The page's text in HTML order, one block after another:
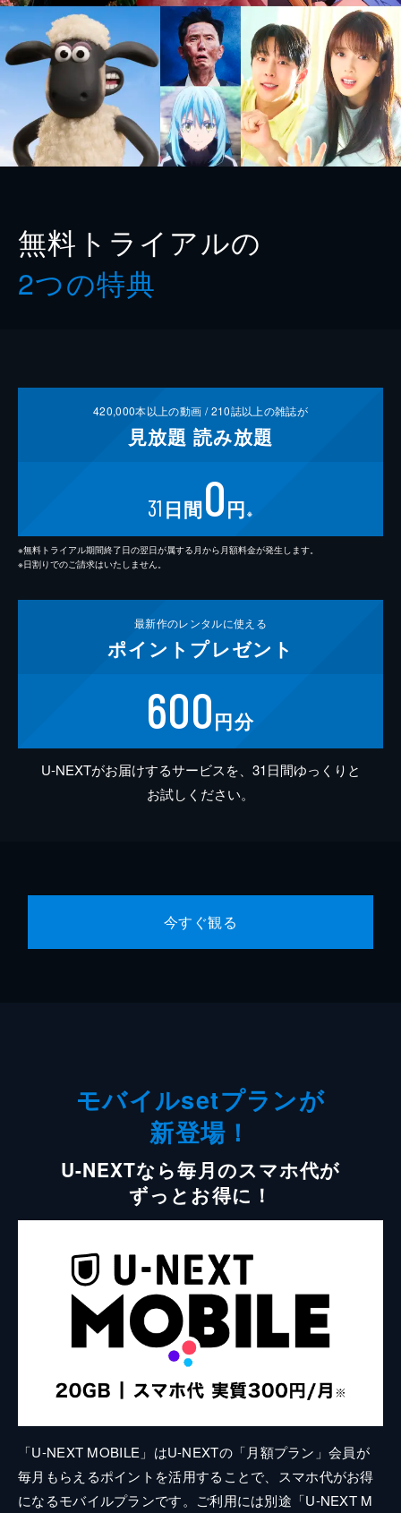
無料トライアルの
2つの特典
420,000本以上の動画 /210誌以上の雑誌が
見放題 読み放題
31 日間0円 ※
※無料トライアル期間終了日の翌日が属する月から月額料金が発生します。
※日割りでのご請求はいたしません。
最新作のレンタルに使える
ポイント プレゼント
600円分
U-NEXTがお届けするサービスを、31日間ゆっくりと
お試しください。
今すぐ観る
モバイルsetプランが
新登場！
U-NEXTなら毎月のスマホ代が
ずっとお得に！
「U-NEXT MOBILE」はU-NEXTの「月額プラン」会員が
毎月もらえるポイントを活用することで、スマホ代がお得
になるモバイルプランです。ご利用には別途「U-NEXT M